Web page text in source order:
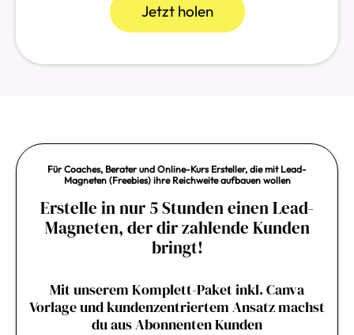
Jetzt holen
Für Coaches, Berater und Online-Kurs Ersteller, die mit Lead-
Magneten (Freebies) ihre Reichweite aufbauen wollen
Erstelle in nur 5 Stunden einen Lead-
Magneten, der dir zahlende Kunden
bringt!
Mit unserem Komplett-Paket inkl. Canva
Vorlage und kundenzentriertem Ansatz machst
du aus Abonnenten Kunden